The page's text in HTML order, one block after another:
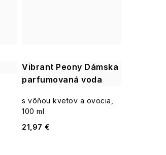
Vibrant Peony Dámska
parfumovaná voda
s vôňou kvetov a ovocia,
100 ml
21,97 €